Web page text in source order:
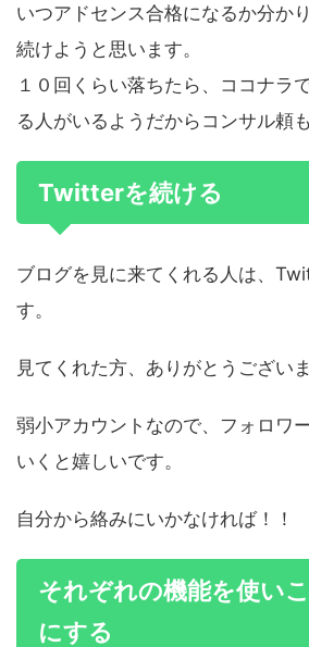
いつアドセンス合格になるか分か
続けようと思います。
１０回くらい落ちたら、ココナラ
る人がいるようだからコンサル頼
Twitterを続ける
ブログを見に来てくれる人は、
す。
見てくれた方、ありがとうござい
弱小アカウントなので、フォロワ
いくと嬉しいです。
自分から絡みにいかなければ！！
それぞれの機能を使い
にする